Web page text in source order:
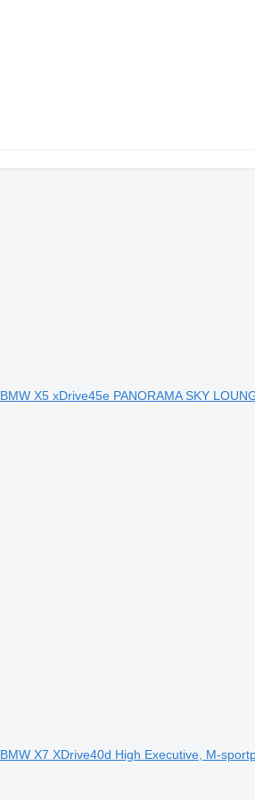
BMW X5 xDrive45e PANORAMA SKY
BMW X7 XDrive40d High Executive, M-